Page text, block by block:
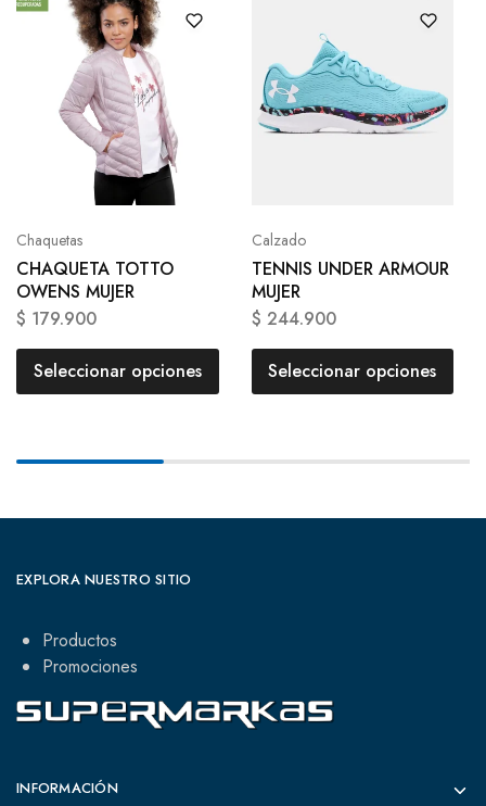
Chaquetas
CHAQUETA TOTTO
OWENS MUJER
$ 179.900
Seleccionar opciones
Calzado
TENNIS UNDER ARMOUR
MUJER
$ 244.900
Seleccionar opciones
EXPLORA NUESTRO SITIO
Productos
Promociones
INFORMACIÓN